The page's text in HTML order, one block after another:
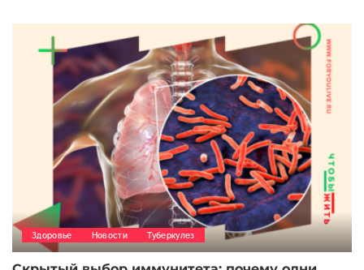
Здоровье Новости Туберкулез